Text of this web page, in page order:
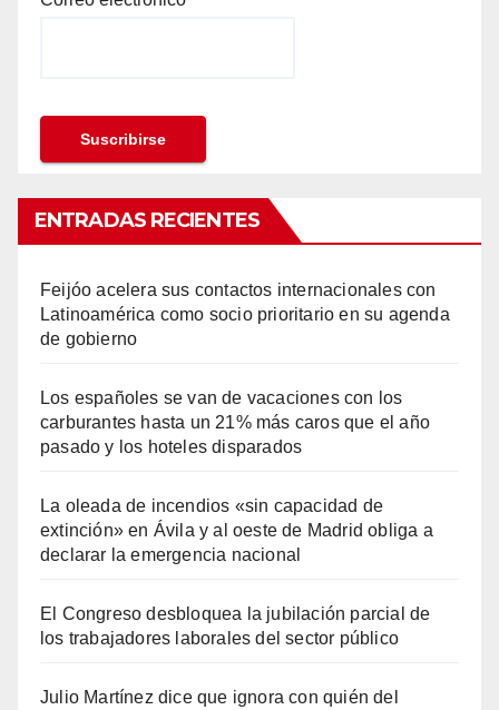
ENTRADAS RECIENTES
Feijóo acelera sus contactos internacionales con
Latinoamérica como socio prioritario en su agenda
de gobierno
Los españoles se van de vacaciones con los
carburantes hasta un 21% más caros que el año
pasado y los hoteles disparados
La oleada de incendios «sin capacidad de
extinción» en Ávila y al oeste de Madrid obliga a
declarar la emergencia nacional
El Congreso desbloquea la jubilación parcial de
los trabajadores laborales del sector público
Julio Martínez dice que ignora con quién del